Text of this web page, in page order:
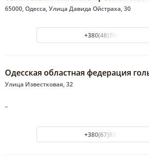
65000, Одесса, Улица Давида Ойстраха, 30
+380(48)706-34-92
Одесская областная федерация
Улица Известковая, 32
–
+380(67)935-88-82